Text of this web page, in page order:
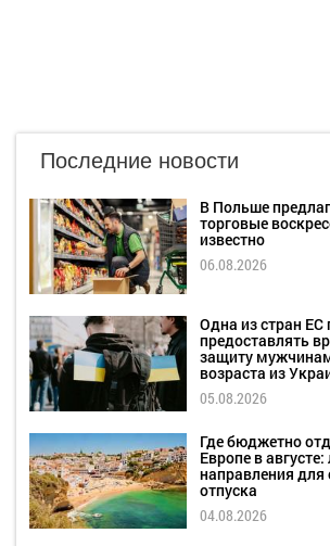
Последние новости
В Польше
торговые
известно
06.08.2026
Одна из стран ЕС
предоставлять
защиту
возраста из
05.08.2026
Где бюджетно
Европе в
направления для
отпуска
04.08.2026